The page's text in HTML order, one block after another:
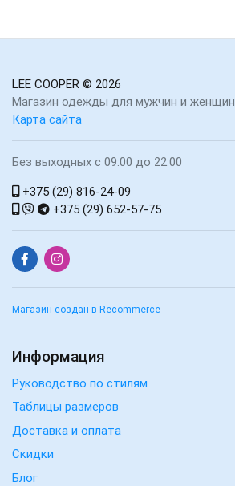
LEE COOPER © 2026
Магазин одежды для мужчин и женщин
Карта сайта
Без выходных с 09:00 до 22:00
+375 (29) 816-24-09
+375 (29) 652-57-75
Магазин создан в Recommerce
Информация
Руководство по стилям
Таблицы размеров
Доставка и оплата
Скидки
Блог